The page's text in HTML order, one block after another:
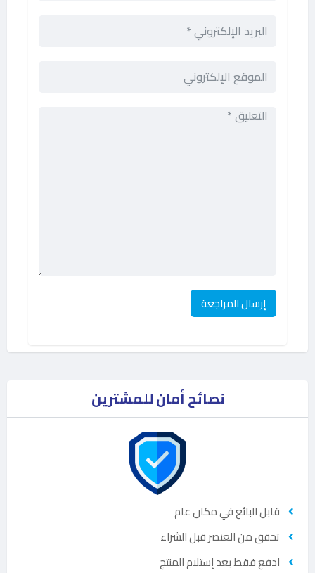
نصائح أمان للمشترين
قابل البائع في مكان عام
تحقق من العنصر قبل الشراء
ادفع فقط بعد إستلام المنتج